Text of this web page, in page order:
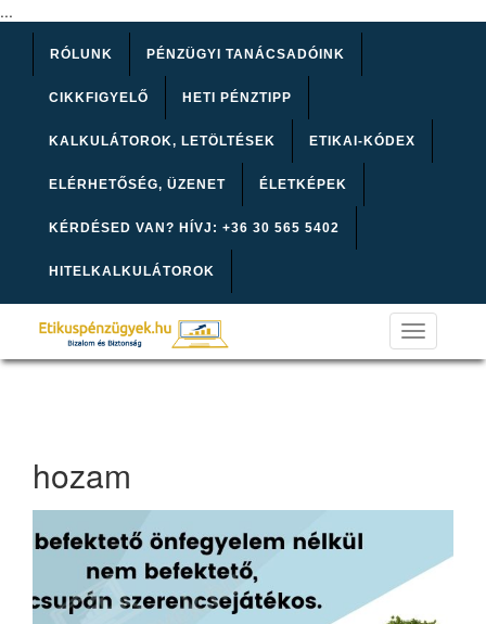
...
RÓLUNK PÉNZÜGYI TANÁCSADÓINK
CIKKFIGYELŐ HETI PÉNZTIPP
KALKULÁTOROK, LETÖLTÉSEK ETIKAI-KÓDEX
ELÉRHETŐSÉG, ÜZENET ÉLETKÉPEK
KÉRDÉSED VAN? HÍVJ: +36 30 565 5402
HITELKALKULÁTOROK
Toggle
navigation
hozam